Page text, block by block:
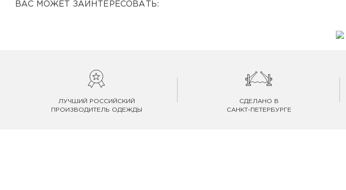
ВАС МОЖЕТ ЗАИНТЕРЕСОВАТЬ:
ЛУЧШИЙ РОССИЙСКИЙ
ПРОИЗВОДИТЕЛЬ ОДЕЖДЫ
СДЕЛАНО В
САНКТ-ПЕТЕРБУРГЕ